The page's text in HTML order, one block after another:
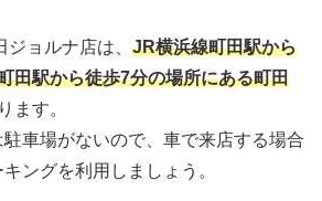
ョルナ店は、 JR横浜線町田駅から
田駅から徒歩7分の場所にある町田
ます。
車場がないので、車で来店する場合
ングを利用しましょう。